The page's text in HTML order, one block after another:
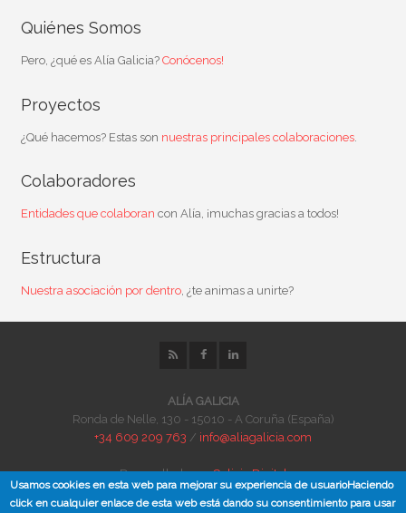
Quiénes Somos
Pero, ¿qué es Alía Galicia?Conócenos!
Proyectos
¿Qué hacemos? Estas son nuestras principales colaboraciones
Colaboradores
Entidades que colaboran con Alía, ¡muchas gracias a todos!
Estructura
Nuestra asociación por dentro, ¿te animas a unirte?
ALÍA GALICIA
Ronda de Nelle, 130 - 15010 - A Coruña (España)
+34 609 209 763 / info@aliagalicia.com
Desarrollado porGalicia Digital
Acceso privado/ Acceso privado a webmail
Política de protección de datos
Usamos cookies en esta web para mejorar su experiencia de usuarioHaciendo
click en cualquier enlace de esta web está dando su consentimiento para usar